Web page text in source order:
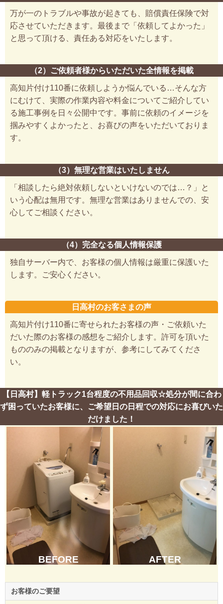
万が一のトラブルや事故が起きても、賠償責任保険で対
応させていただきます。最後まで「依頼してよかった」
と思って頂ける、責任ある対応をいたします。
（2）ご依頼者様からいただいた全情報を掲載
高知片付け110番に依頼しようか悩んでいる…そんな方
にむけて、実際の作業内容や料金についてご紹介してい
る施工事例を日々公開中です。事前に依頼のイメージを
掴みやすくよかったと、お喜びの声をいただいておりま
す。
（3）無理な営業はいたしません
「相談したら絶対依頼しないといけないのでは…？」と
いう心配は無用です。無理な営業はありませんでの、安
心してご相談ください。
（4）完全なる個人情報保護
独自サーバー内で、お客様の個人情報は厳重に保護いた
します。ご安心ください。
日高村のお客さまの声
高知片付け110番に寄せられたお客様の声・ご依頼いた
だいた際のお客様の感想をご紹介します。許可を頂いた
もののみの掲載となりますが、参考にしてみてくださ
い。
【日高村】軽トラック1台程度の不用品回収☆処分が間に合わ
ず困っていたお客様に、ご希望日の日程での対応にお喜びいた
だけました！
BEFORE AFTER
お客様のご要望